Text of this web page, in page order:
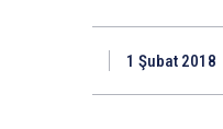
1 Şubat 2018